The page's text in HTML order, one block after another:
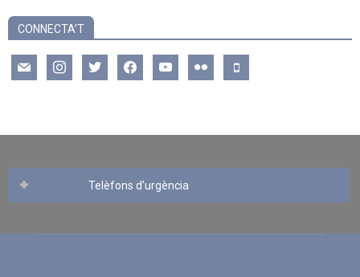
CONNECTA’T
mail instagramtwitter facebookyoutube flickr mobile
Telèfons d’urgència